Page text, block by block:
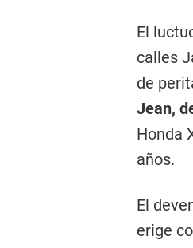
El
calles
de
Jean,
Honda
años.
El
erige